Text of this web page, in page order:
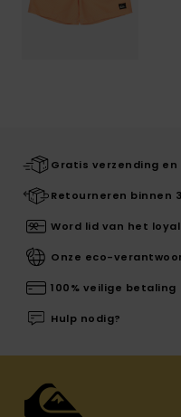
Gratis verzending
Retourneren binnen
Word lid van het
Onze eco-
100% veilige betaling
Hulp nodig?